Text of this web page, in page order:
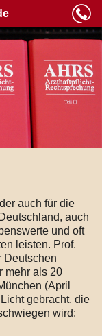
auch für die
auch
und oft
leisten. Prof.
Deutschen
mehr als 20
(April
gebracht, die
wird: